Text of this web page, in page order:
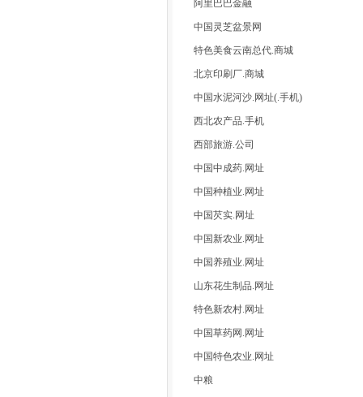
阿里巴巴金融
中国灵芝盆景网
特色美食云南总代.商城
北京印刷厂.商城
中国水泥河沙.网址(.手机)
西北农产品.手机
西部旅游.公司
中国中成药.网址
中国种植业.网址
中国芡实.网址
中国新农业.网址
中国养殖业.网址
山东花生制品.网址
特色新农村.网址
中国草药网.网址
中国特色农业.网址
中粮